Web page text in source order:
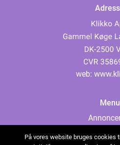
web:
Menu
På vores website bruges cookies